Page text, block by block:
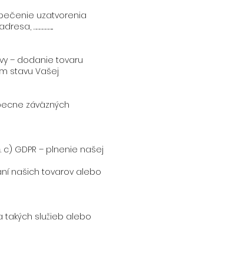
uzatvorenia
………………...
– dodanie tovaru
stavu Vašej
záväzných
GDPR – plnenie našej
našich tovarov alebo
takých služieb alebo